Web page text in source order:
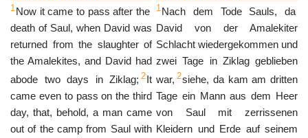
1Now it came to pass after the
death of Saul, when David was
returned from the slaughter of
the Amalekites, and David had
abode two days in Ziklag; 2It
came even to pass on the third
day, that, behold, a man came
out of the camp from Saul with
1Nach dem Tode Sauls, da
David von der Amalekiter
Schlacht wiedergekommen und
zwei Tage in Ziklag geblieben
war, 2siehe, da kam am dritten
Tage ein Mann aus dem Heer
von Saul mit zerrissenen
Kleidern und Erde auf seinem